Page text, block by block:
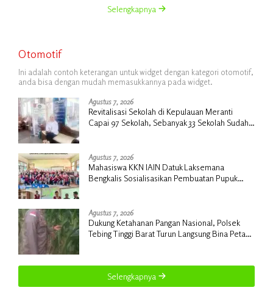
Selengkapnya
Otomotif
Ini adalah contoh keterangan untuk widget dengan kategori otomotif,
anda bisa dengan mudah memasukkannya pada widget.
Agustus 7, 2026
Revitalisasi Sekolah di Kepulauan Meranti
Capai 97 Sekolah, Sebanyak 33 Sekolah Sudah
Agustus 7, 2026
Mahasiswa KKN IAIN Datuk Laksemana
Bengkalis Sosialisasikan Pembuatan Pupuk
Agustus 7, 2026
Dukung Ketahanan Pangan Nasional, Polsek
Tebing Tinggi Barat Turun Langsung Bina Petani
Selengkapnya